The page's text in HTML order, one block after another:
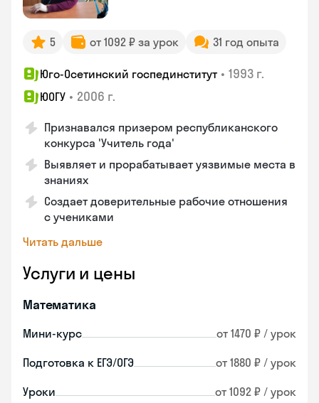
5 от 1092 ₽ за урок 31 год опыта
Юго-Осетинский госпединститут • 1993 г.
ЮОГУ • 2006 г.
Признавался призером республиканского
конкурса 'Учитель года'
Выявляет и прорабатывает уязвимые места в
знаниях
Создает доверительные рабочие отношения
с учениками
Читать дальше
Услуги и цены
Математика
Мини-курс от 1470 ₽ / урок
Подготовка к ЕГЭ/ОГЭ от 1880 ₽ / урок
Уроки от 1092 ₽ / урок